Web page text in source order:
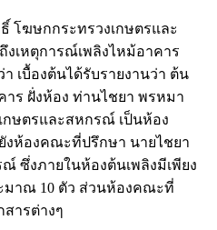
โฆษกกระทรวงเกษตรและ
งเหตุการณ์เพลิงไหม้อาคาร
เบื้องต้นได้รับรายงานว่า ต้น
าร ฝั่งห้อง ท่านไชยา พรหมา
กษตรและสหกรณ์ เป็นห้อง
งห้องคณะที่ปรึกษา นายไชยา
ซึ่งภายในห้องต้นเพลิงมีเพียง
มาณ 10 ตัว ส่วนห้องคณะที่
ารต่างๆ